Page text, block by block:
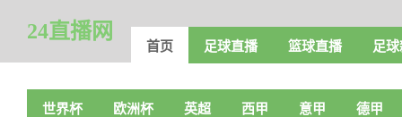
24直播网
首页 足球直播 篮球直播 足
世界杯 欧洲杯 英超 西甲 意甲 德甲